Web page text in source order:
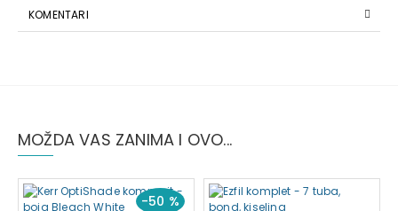
KOMENTARI
MOŽDA VAS ZANIMA I OVO...
-50 %